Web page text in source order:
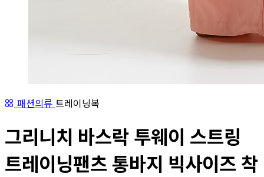
패션의류 트레이닝복
그리니치 바스락 투웨이 스트링
트레이닝팬츠 통바지 빅사이즈 착